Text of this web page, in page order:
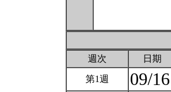
週次 日期
第1週 09/16